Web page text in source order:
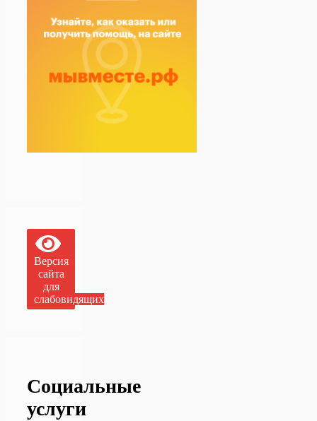
Версия
сайта
для
слабовидящих
Социальные
услуги